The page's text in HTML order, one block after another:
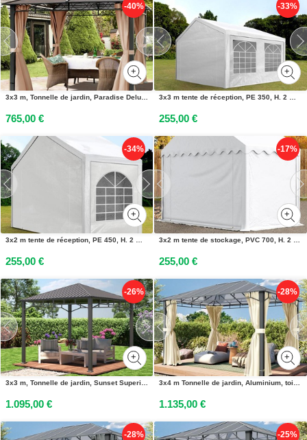
-40%
3x3 m, Tonnelle de jardin, Paradise Deluxe, taupe - (300117)
765,00 €
-33%
3x3 m tente de réception, PE 350, H. 2 m, blanc - (90112)
255,00 €
-34%
3x2 m tente de réception, PE 450, H. 2 m, blanc - (91100)
255,00 €
-17%
3x2 m tente de stockage, PVC 700, H. 2 m blanc - (8640)
255,00 €
-26%
3x3 m, Tonnelle de jardin, Sunset Superior - (301351)
1.095,00 €
-28%
3x4 m Tonnelle de jardin, Aluminium, toit rigide, champagne - (300678)
1.135,00 €
-28% -25%